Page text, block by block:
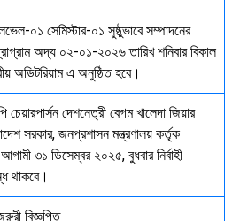
০১ সেমিস্টার-০১ সুষ্ঠুভাবে সম্পাদনের
অদ্য ০২-০১-২০২৬ তারিখ শনিবার বিকাল
অডিটরিয়াম এ অনুষ্ঠিত হবে।
চেয়ারপার্সন দেশনেত্রী বেগম খালেদা জিয়ার
সরকার, জনপ্রশাসন মন্ত্রণালয় কর্তৃক
৩১ ডিসেম্বর ২০২৫, বুধবার নির্বাহী
থাকবে।
বিজ্ঞপ্তি